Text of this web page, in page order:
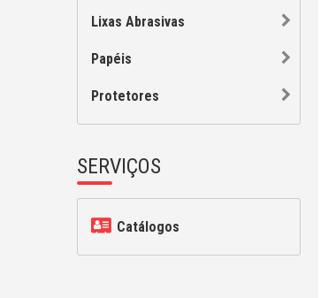
Lixas Abrasivas
Papéis
Protetores
SERVIÇOS
Catálogos